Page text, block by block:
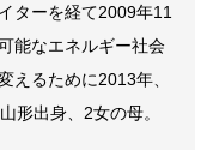
ターを経て2009年11
能なエネルギー社会
えるために2013年、
形出身、2女の母。